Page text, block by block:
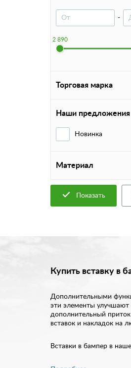
-
2 890
Торговая марка
Наши предложения
Новинка
Материал
Показать
Купить вставку в
Дополнительными
эти элементы улучшают
дополнительный
вставок и накладок на
Вставки в бампер в